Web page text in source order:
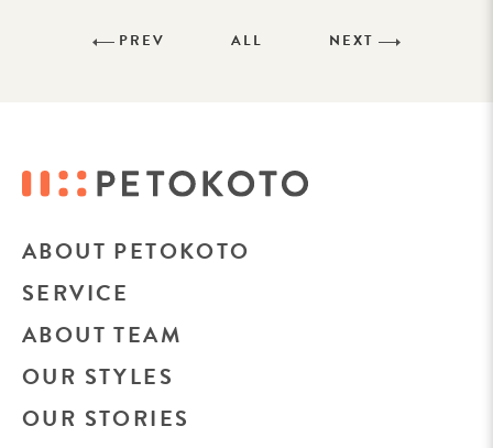
PREV ALL NEXT
ABOUT PETOKOTO
SERVICE
ABOUT TEAM
OUR STYLES
OUR STORIES